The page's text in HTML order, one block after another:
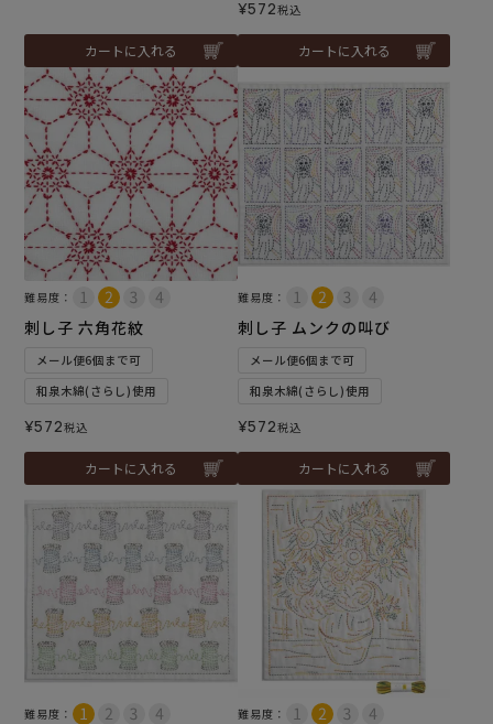
カートに入れる
¥572税込
カートに入れる
難易度：
刺し子 六角花紋
メール便6個まで可
和泉木綿(さらし)使用
¥572税込
カートに入れる
難易度：
刺し子 ムンクの叫び
メール便6個まで可
和泉木綿(さらし)使用
¥572税込
カートに入れる
難易度： 難易度：